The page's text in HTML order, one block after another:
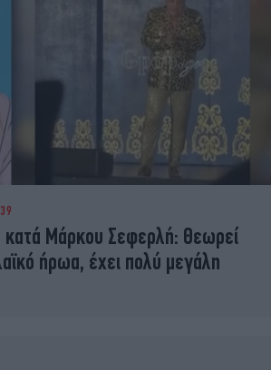
κατά Μάρκου Σεφερλή: Θεωρεί
ήρωα, έχει πολύ μεγάλη